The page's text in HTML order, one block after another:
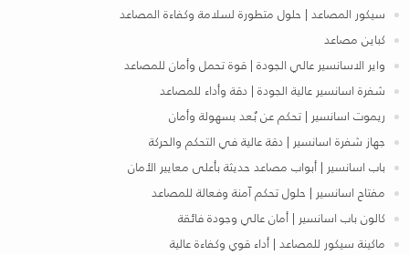
سيكور المصاعد | حلول متطورة لسلامة وكفاءة المصاعد
كباين مصاعد
واير الاسانسير عالي الجودة | قوة تحمل وأمان للمصاعد
شفرة اسانسير عالية الجودة | دقة وأداء للمصاعد
ريموت اسانسير | تحكم عن بُعد بسهولة وأمان
جهاز شفرة اسانسير | دقة عالية في التحكم والحركة
باب اسانسير | أبواب مصاعد حديثة بأعلى معايير الأمان
مفتاح اسانسير | حلول تحكم آمنة وفعالة للمصاعد
كالون باب اسانسير | أمان عالي وجودة فائقة
ماكينة سيكور للمصاعد | أداء قوي وكفاءة عالية